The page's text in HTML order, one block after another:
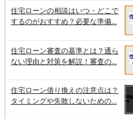
住宅ローンの相談はいつ・どこで
するのがおすすめ？必要な準備...
住宅ローン審査の基準とは？通ら
ない理由と対策を解説！審査の...
住宅ローン借り換えの注意点は？
タイミングや失敗しないための...